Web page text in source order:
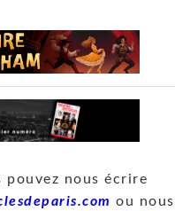
pouvez nous écrire
ou nous